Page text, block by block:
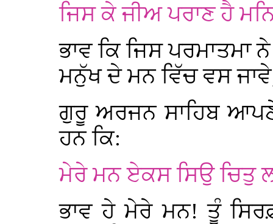
ਜਿਸ ਕੇ ਜੀਅ ਪਰਾਣ ਹੈ
ਭਾਵ ਕਿ ਜਿਸ ਪਰਮਾਤਮਾ
ਮਨੁੱਖ ਦੇ ਮਨ ਵਿੱਚ ਵਸ
ਗੁਰੂ ਅਰਜਨ ਸਾਹਿਬ
ਹਨ ਕਿ:
ਮੇਰੇ ਮਨ ਏਕਸ ਸਿਉ ਚਿਤੁ
ਭਾਵ ਹੇ ਮੇਰੇ ਮਨ! ਤੂੰ